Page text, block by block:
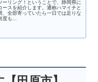
ーリング！ということで、静岡県に
ースを紹介します。通称ハマイチと
、全部寄っていたら一日では足りな
も...